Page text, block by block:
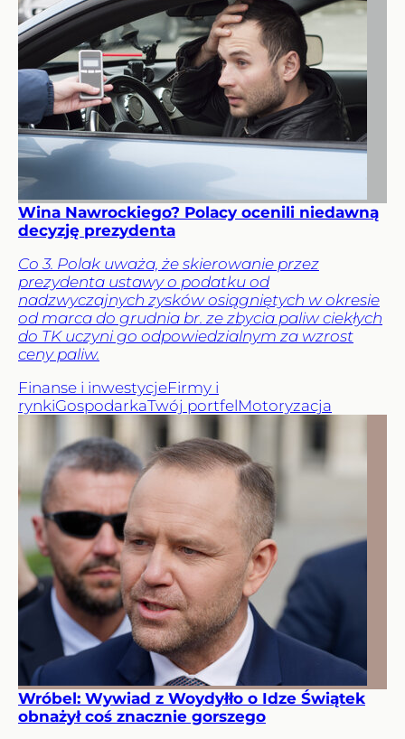
Wina Nawrockiego? Polacy ocenili niedawną
decyzję prezydenta
Co 3. Polak uważa, że skierowanie przez
prezydenta ustawy o podatku od
nadzwyczajnych zysków osiągniętych w okresie
od marca do grudnia br. ze zbycia paliw ciekłych
do TK uczyni go odpowiedzialnym za wzrost
ceny paliw.
Finanse i inwestycjeFirmy i
rynkiGospodarkaTwój portfelMotoryzacja
Wróbel: Wywiad z Woydyłło o Idze Świątek
obnażył coś znacznie gorszego